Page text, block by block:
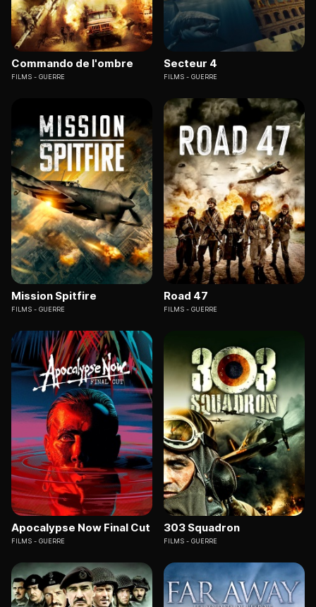
Commando de l'ombre
FILMS GUERRE
Secteur 4
FILMS GUERRE
Mission Spitfire
FILMS GUERRE
Road 47
FILMS GUERRE
Apocalypse Now Final Cut
FILMS GUERRE
303 Squadron
FILMS GUERRE